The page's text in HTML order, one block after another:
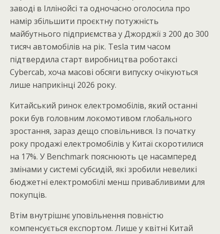
заводі в Іллінойсі та одночасно оголосила про
намір збільшити проєктну потужність
майбутнього підприємства у Джорджії з 200 до 300
тисяч автомобілів на рік. Tesla тим часом
підтвердила старт виробництва роботаксі
Cybercab, хоча масові обсяги випуску очікуються
лише наприкінці 2026 року.
Китайський ринок електромобілів, який останні
роки був головним локомотивом глобального
зростання, зараз дещо сповільнився. Із початку
року продажі електромобілів у Китаї скоротилися
на 17%. У Benchmark пояснюють це насамперед
змінами у системі субсидій, які зробили невеликі
бюджетні електромобілі менш привабливими для
покупців.
Втім внутрішнє уповільнення повністю
компенсується експортом. Лише у квітні Китай